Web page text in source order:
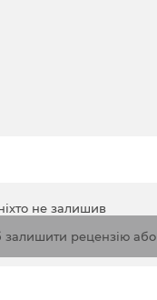
не залишив
рецензію